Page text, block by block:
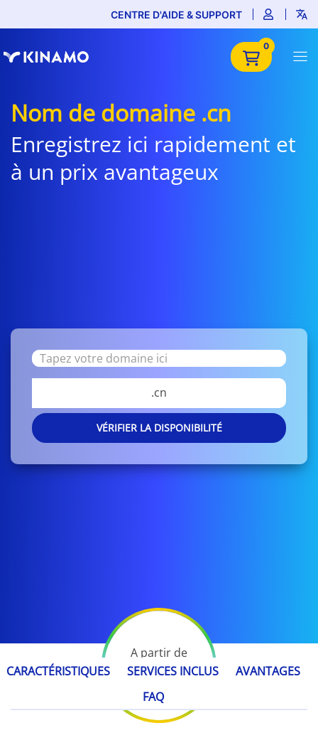
CENTRE D'AIDE & SUPPORT
0
Nom de domaine .cn
Enregistrez ici rapidement et
à un prix avantageux
.cn
VÉRIFIER LA DISPONIBILITÉ
A partir de
26,00 € / an
CARACTÉRISTIQUES SERVICES INCLUS
AVANTAGES
FAQ